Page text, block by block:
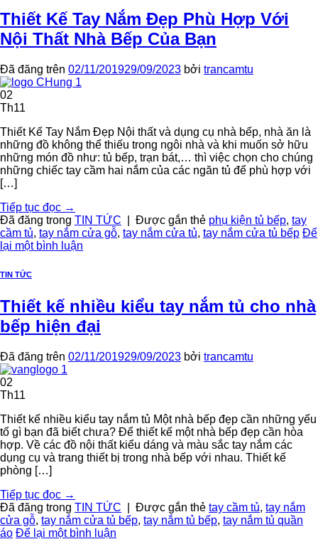
Thiết Kế Tay Nắm Đẹp Phù Hợp Với
Nội Thất Nhà Bếp Của Bạn
Đã đăng trên 02/11/201929/09/2023 bởi trancamtu
02
Th11
Thiết Kế Tay Nắm Đẹp Nội thất và dụng cụ nhà bếp, nhà ăn là
những đồ không thể thiếu trong ngôi nhà và khi muốn sở hữu
những món đồ như: tủ bếp, trạn bát,… thì việc chọn cho chúng
những chiếc tay cầm hai nắm của các ngăn tủ để phù hợp với
[…]
Tiếp tục đọc →
Đã đăng trong TIN TỨC Được gắn thẻ phụ kiện tủ bếp, tay
cầm tủ, tay nắm cửa gỗ, tay nắm cửa tủ, tay nắm cửa tủ bếp Để
lại một bình luận
TIN TỨC
Thiết kế nhiều kiểu tay nắm tủ cho nhà
bếp hiện đại
Đã đăng trên 02/11/201929/09/2023 bởi trancamtu
02
Th11
Thiết kế nhiều kiểu tay nắm tủ Một nhà bếp đẹp cần những yếu
tố gì bạn đã biết chưa? Để thiết kế một nhà bếp đẹp cần hòa
hợp. Về các đồ nội thất kiểu dáng và màu sắc tay nắm các
dụng cụ và trang thiết bị trong nhà bếp với nhau. Thiết kế
phòng […]
Tiếp tục đọc →
Đã đăng trong TIN TỨC Được gắn thẻ tay cầm tủ, tay nắm
cửa gỗ, tay nắm cửa tủ bếp, tay nắm tủ bếp, tay nắm tủ quần
áo Để lại một bình luận